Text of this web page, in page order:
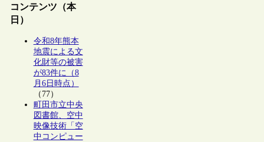
コンテンツ（本
日）
令和8年熊本
地震による文
化財等の被害
が83件に（8
月6日時点）
（77）
町田市立中央
図書館、空中
映像技術「空
中コンピュー